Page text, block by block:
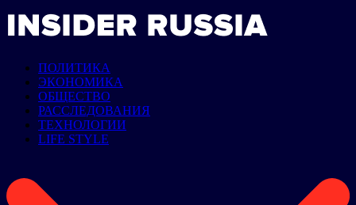
ПОЛИТИКА
ЭКОНОМИКА
ОБЩЕСТВО
РАССЛЕДОВАНИЯ
ТЕХНОЛОГИИ
LIFE STYLE